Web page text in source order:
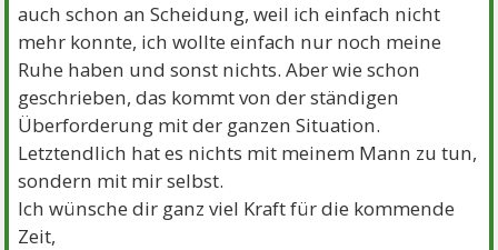
auch schon an Scheidung, weil ich einfach nicht
mehr konnte, ich wollte einfach nur noch meine
Ruhe haben und sonst nichts. Aber wie schon
geschrieben, das kommt von der ständigen
Überforderung mit der ganzen Situation.
Letztendlich hat es nichts mit meinem Mann zu tun,
sondern mit mir selbst.
Ich wünsche dir ganz viel Kraft für die kommende
Zeit,